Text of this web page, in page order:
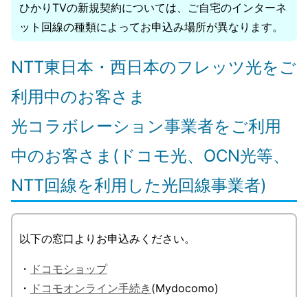
ひかりTVの新規契約については、ご自宅のインターネ
ット回線の種類によってお申込み場所が異なります。
NTT東日本・西日本のフレッツ光をご
利用中のお客さま
光コラボレーション事業者をご利用
中のお客さま(ドコモ光、OCN光等、
NTT回線を利用した光回線事業者)
以下の窓口よりお申込みください。
・ ドコモショップ
・ ドコモオンライン手続き (Mydocomo)